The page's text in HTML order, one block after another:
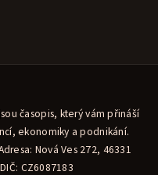
časopis, který vám přináší
ekonomiky a podnikání.
Nová Ves 272, 46331
CZ6087183